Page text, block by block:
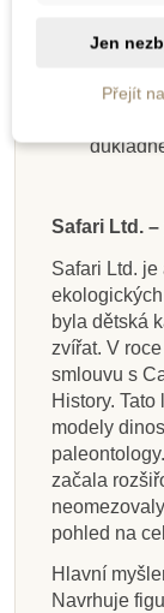
celé
Safari
na
Safari Ltd.
Safari Ltd.
byla dětská
zvířat. V
smlouvu s
History.
modely
začala
pohled na
Hlavní
Navrhuje
Jen
Přejít